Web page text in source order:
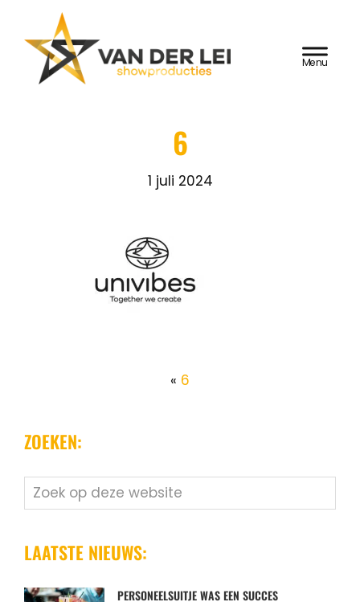
Door
naar
de
hoofd
inhoud
Van der Lei
Showproducties
HEADER
RECHTS
6
1 juli 2024
« 6
ZOEKEN:
Zoek
op
website
LAATSTE NIEUWS:
PERSONEELSUITJE WAS EEN SUCCES